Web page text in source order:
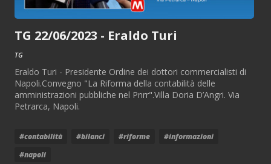
TG 22/06/2023 - Eraldo Turi
TG
Eraldo Turi - Presidente Ordine dei dottori commercialisti di
Napoli.Convegno "La Riforma della contabilità delle
amministrazioni pubbliche nel Pnrr".Villa Doria D’Angri. Via
Petrarca, Napoli.
#contabilità #bilanci #riforme
#informazioni
#napoli